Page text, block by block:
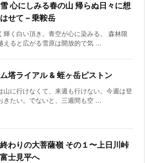
心にしみる春の山 帰らぬ日々に想
せて – 乗鞍岳
輝く白い頂き。青空が心に染みる。 森林限
えると広がる雪原は開放的で気 ...
塔ライアル & 蛭ヶ岳ピストン
山に行けなくて、来週も行けない。今週は登
きたい。でないと、三週間も空 ...
わりの大菩薩嶺 その１〜上日川峠
士見平へ